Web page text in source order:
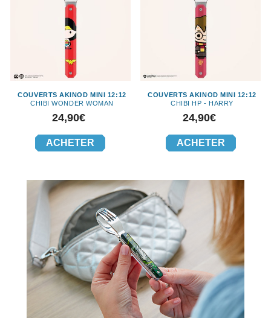
COUVERTS AKINOD MINI 12:12
CHIBI WONDER WOMAN
Prix
24,90€
ACHETER
COUVERTS AKINOD MINI 12:12
CHIBI HP - HARRY
Prix
24,90€
ACHETER